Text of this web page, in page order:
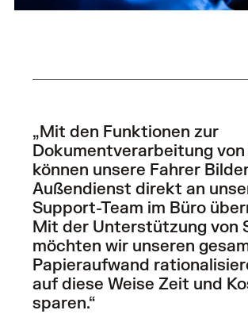
„Mit den Funktionen zur
Dokumentverarbeitung von
können unsere Fahrer
Außendienst direkt an
Support-Team im Büro
Mit der Unterstützung von
möchten wir unseren
Papieraufwand
auf diese Weise Zeit und
sparen.“